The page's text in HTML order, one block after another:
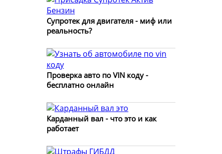
Супротек для двигателя - миф или
реальность?
Проверка авто по VIN коду -
бесплатно онлайн
Карданный вал - что это и как
работает